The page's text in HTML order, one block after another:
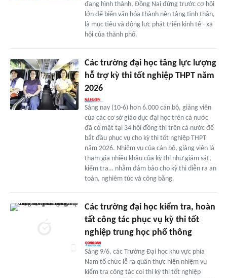
đang hình thành, Đồng Nai đứng trước cơ hội
lớn để biến văn hóa thành nền tảng tinh thần,
là mục tiêu và động lực phát triển kinh tế - xã
hội của thành phố.
Các trường đại học tăng lực lượng
hỗ trợ kỳ thi tốt nghiệp THPT năm
2026
Sáng nay (10-6) hơn 6.000 cán bộ, giảng viên
của các cơ sở giáo dục đại học trên cả nước
đã có mặt tại 34 hội đồng thi trên cả nước để
bắt đầu phục vụ cho kỳ thi tốt nghiệp THPT
năm 2026. Nhiệm vụ của cán bộ, giảng viên là
tham gia nhiều khâu của kỳ thi như giám sát,
kiểm tra… nhằm đảm bảo cho kỳ thi diễn ra an
toàn, nghiêm túc và công bằng.
Các trường đại học kiểm tra, hoàn
tất công tác phục vụ kỳ thi tốt
nghiệp trung học phổ thông
Sáng 9/6, các Trường Đại học khu vực phía
Nam tổ chức lễ ra quân thực hiện nhiệm vụ
kiểm tra công tác coi thi kỳ thi tốt nghiệp